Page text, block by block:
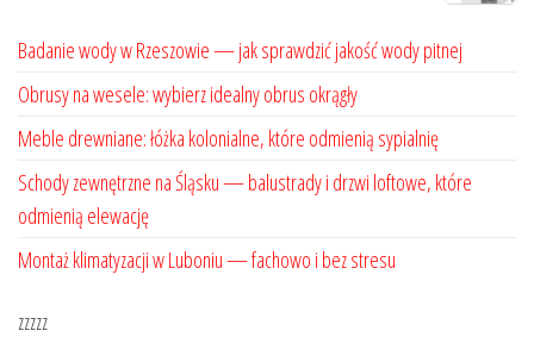
Badanie wody w Rzeszowie — jak sprawdzić jakość wody pitnej
Obrusy na wesele: wybierz idealny obrus okrągły
Meble drewniane: łóżka kolonialne, które odmienią sypialnię
Schody zewnętrzne na Śląsku — balustrady i drzwi loftowe, które
odmienią elewację
Montaż klimatyzacji w Luboniu — fachowo i bez stresu
zzzzz